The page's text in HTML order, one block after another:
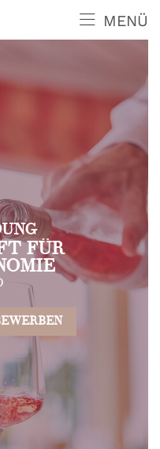
MENÜ
FÜR